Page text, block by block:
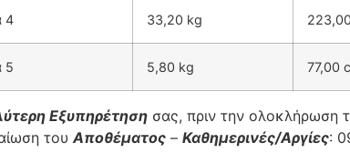
4 33,20 kg
5 5,80 kg 77,00
Εξυπηρέτηση σας, πριν την ολοκλήρωση
τουΑποθέματος –Καθημερινές/Αργίες: